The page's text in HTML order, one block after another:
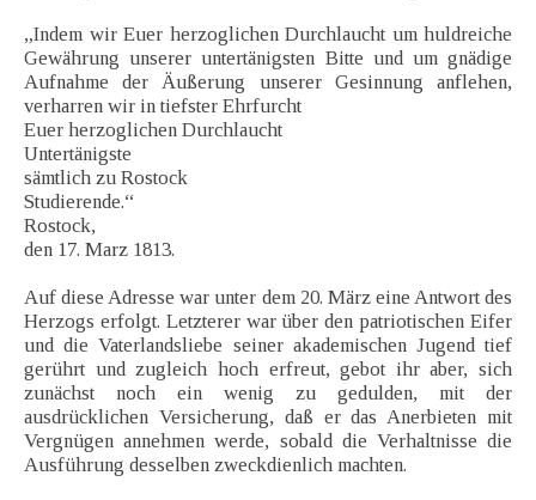
„Indem wir Euer herzoglichen Durchlaucht um huldreiche
Gewährung unserer untertänigsten Bitte und um gnädige
Aufnahme der Äußerung unserer Gesinnung anflehen,
verharren wir in tiefster Ehrfurcht
Euer herzoglichen Durchlaucht
Untertänigste
sämtlich zu Rostock
Studierende.“
Rostock,
den 17. Marz 1813.
Auf diese Adresse war unter dem 20. März eine Antwort des
Herzogs erfolgt. Letzterer war über den patriotischen Eifer
und die Vaterlandsliebe seiner akademischen Jugend tief
gerührt und zugleich hoch erfreut, gebot ihr aber, sich
zunächst noch ein wenig zu gedulden, mit der
ausdrücklichen Versicherung, daß er das Anerbieten mit
Vergnügen annehmen werde, sobald die Verhaltnisse die
Ausführung desselben zweckdienlich machten.